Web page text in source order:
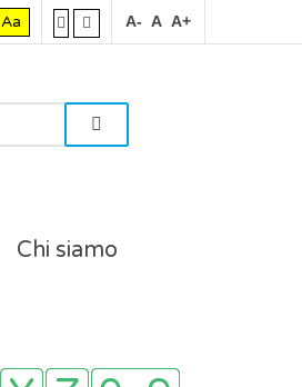
Aa A- A A+
Chi siamo